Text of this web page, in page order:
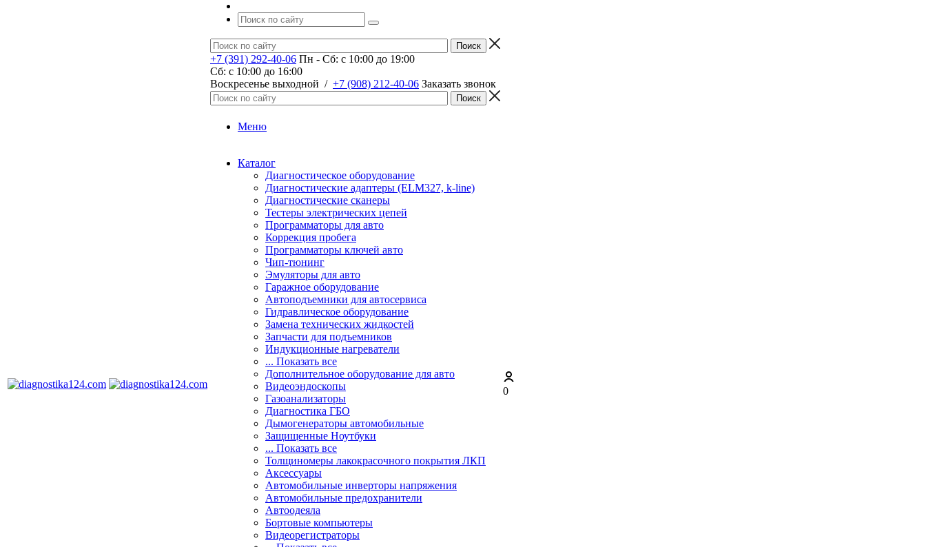
+7 (391) 292-40-06 Пн - Сб: c 10:00 до 19:00
Сб: c 10:00 до 16:00
​Воскресенье выходной / +7 (908) 212-40-06 Заказать звонок
Меню
Каталог
Диагностическое оборудование
Диагностические адаптеры (ELM327, k-line)
Диагностические сканеры
Тестеры электрических цепей
Программаторы для авто
Коррекция пробега
Программаторы ключей авто
Чип-тюнинг
Эмуляторы для авто
Гаражное оборудование
Автоподъемники для автосервиса
Гидравлическое оборудование
Замена технических жидкостей
Запчасти для подъемников
Индукционные нагреватели
... Показать все
Дополнительное оборудование для авто
Видеоэндоскопы
Газоанализаторы
Диагностика ГБО
Дымогенераторы автомобильные
Защищенные Ноутбуки
... Показать все
Толщиномеры лакокрасочного покрытия ЛКП
Аксессуары
Автомобильные инверторы напряжения
Автомобильные предохранители
Автоодеяла
Бортовые компьютеры
Видеорегистраторы
0